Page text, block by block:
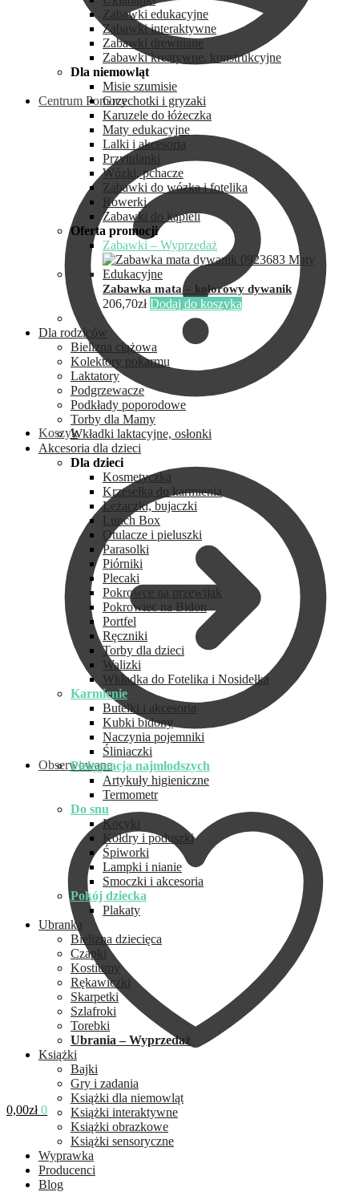
Centrum Pomocy
Koszyk
Obserwowane
0,00zł 0
Zabawki edukacyjne
Zabawki interaktywne
Zabawki drewniane
Zabawki kreatywne, konstrukcyjne
Dla niemowląt
Misie szumisie
Grzechotki i gryzaki
Karuzele do łóżeczka
Maty edukacyjne
Lalki i akcesoria
Przytulanki
Wózki, pchacze
Zabawki do wózka i fotelika
Rowerki
Zabawki do kąpieli
Oferta promocji
Zabawki – Wyprzedaż
Zabawka mata – kolorowy dywanik
206,70zł Dodaj do koszyka
Dla rodziców
Bielizna ciążowa
Kolektory pokarmu
Laktatory
Podgrzewacze
Podkłady poporodowe
Torby dla Mamy
Wkładki laktacyjne, osłonki
Akcesoria dla dzieci
Dla dzieci
Kosmetyczka
Krzesełka do karmienia
Leżaczki, bujaczki
Lunch Box
Otulacze i pieluszki
Parasolki
Piórniki
Plecaki
Pokrowce na przewijak
Pokrowiec na Bidon
Portfel
Ręczniki
Torby dla dzieci
Walizki
Wkładka do Fotelika i Nosidełka
Karmienie
Butelki i akcesoria
Kubki bidony
Naczynia pojemniki
Śliniaczki
Pielęgnacja najmłodszych
Artykuły higieniczne
Termometr
Do snu
Kocyki
Kołdry i poduszki
Śpiworki
Lampki i nianie
Smoczki i akcesoria
Pokój dziecka
Plakaty
Ubranka
Bielizna dziecięca
Czapki
Kostiumy
Rękawiczki
Skarpetki
Szlafroki
Torebki
Ubrania – Wyprzedaż
Książki
Bajki
Gry i zadania
Książki dla niemowląt
Książki interaktywne
Książki obrazkowe
Książki sensoryczne
Wyprawka
Producenci
Blog